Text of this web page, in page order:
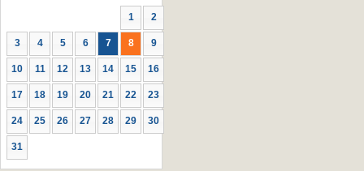
1 2
3 4 5 6 7 8 9
10 11 12 13 14 15 16
17 18 19 20 21 22 23
24 25 26 27 28 29 30
31